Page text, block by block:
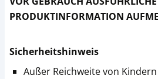
PRODUKTINFORMATION
Sicherheitshinweis
Außer Reichweite von